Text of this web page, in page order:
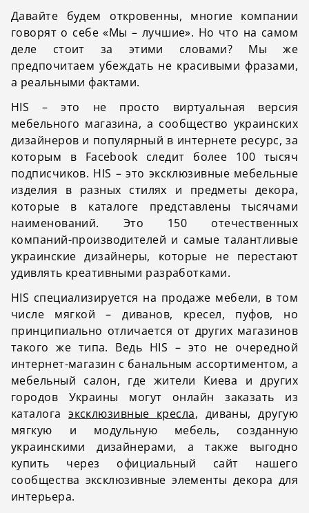
Давайте будем откровенны, многие компании
говорят о себе «Мы – лучшие». Но что на самом
деле стоит за этими словами? Мы же
предпочитаем убеждать не красивыми фразами,
а реальными фактами.
HIS – это не просто виртуальная версия
мебельного магазина, а сообщество украинских
дизайнеров и популярный в интернете ресурс, за
которым в Facebook следит более 100 тысяч
подписчиков. HIS – это эксклюзивные мебельные
изделия в разных стилях и предметы декора,
которые в каталоге представлены тысячами
наименований. Это 150 отечественных
компаний-производителей и самые талантливые
украинские дизайнеры, которые не перестают
удивлять креативными разработками.
HIS специализируется на продаже мебели, в том
числе мягкой – диванов, кресел, пуфов, но
принципиально отличается от других магазинов
такого же типа. Ведь HIS – это не очередной
интернет-магазин с банальным ассортиментом, а
мебельный салон, где жители Киева и других
городов Украины могут онлайн заказать из
каталогаэксклюзивные кресла, диваны, другую
мягкую и модульную мебель, созданную
украинскими дизайнерами, а также выгодно
купить через официальный сайт нашего
сообщества эксклюзивные элементы декора для
интерьера.